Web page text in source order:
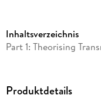
Inhaltsverzeichnis
Part 1: Theorising
State Actors Jean
Processes of Political
Produktdetails